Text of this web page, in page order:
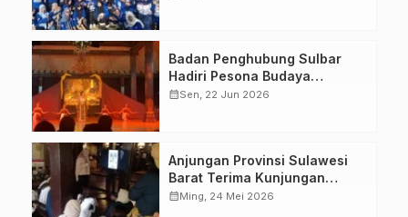
Badan Penghubung Sulbar
Hadiri Pesona Budaya
Kabupaten Sleman 2026,
calendar_monthSen, 22 Jun 2026
Anjungan Provinsi Sulawesi
Barat Terima Kunjungan
Edukasi Budaya Rombongan
calendar_monthMing, 24 Mei 2026